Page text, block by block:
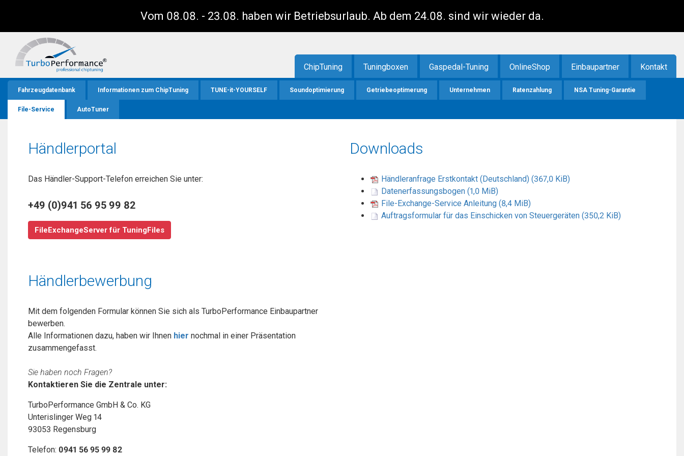
Vom 08.08. - 23.08. haben wir Betriebsurlaub. Ab dem 24.08. sind wir wieder da.
ChipTuning Tuningboxen Gaspedal-Tuning OnlineShop Einbaupartner Kontakt
Fahrzeugdatenbank Informationen zum ChipTuning TUNE-it-YOURSELF Soundoptimierung Getriebeoptimerung Unternehmen Ratenzahlung NSA Tuning-Garantie
File-Service AutoTuner
Händlerportal
Das Händler-Support-Telefon erreichen Sie unter:
+49 (0)941 56 95 99 82
FileExchangeServer für TuningFiles
Händlerbewerbung
Mit dem folgenden Formular können Sie sich als TurboPerformance Einbaupartner
bewerben.
Alle Informationen dazu, haben wir Ihnen hier nochmal in einer Präsentation
zusammengefasst.
Sie haben noch Fragen?
Kontaktieren Sie die Zentrale unter:
TurboPerformance GmbH & Co. KG
Unterislinger Weg 14
93053 Regensburg
Telefon: 0941 56 95 99 82
Downloads
Händleranfrage Erstkontakt (Deutschland) (367,0 KiB)
Datenerfassungsbogen (1,0 MiB)
File-Exchange-Service Anleitung (8,4 MiB)
Auftragsformular für das Einschicken von Steuergeräten (350,2 KiB)